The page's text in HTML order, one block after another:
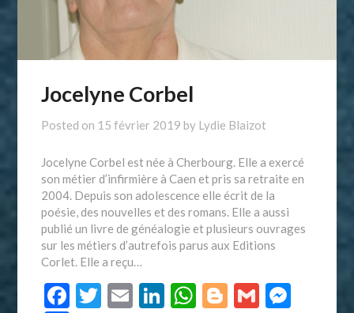
Jocelyne Corbel
Posted on 15 février 2019 by Lydie Blaizot
Jocelyne Corbel est née à Cherbourg. Elle a exercé
son métier d’infirmière à Caen et pris sa retraite en
2004. Depuis son adolescence elle écrit de la
poésie, des nouvelles et des romans. Elle a aussi
publié un livre de généalogie et plusieurs ouvrages
sur les métiers d’autrefois parus aux Editions
Corlet. Elle a reçu…
Facebook
Twitter
EmailLinkedIn
WhatsApp
Blogger
Gmail